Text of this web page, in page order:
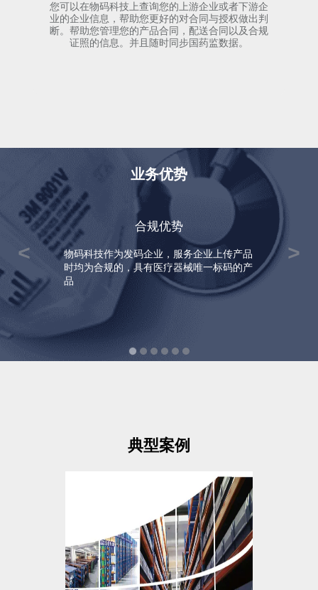
您可以在物码科技上查询您的上游企业或者下游企
业的企业信息，帮助您更好的对合同与授权做出判
断。帮助您管理您的产品合同，配送合同以及合规
证照的信息。并且随时同步国药监数据。
业务优势
合规优势
物码科技作为发码企业，服务企业上传产品
时均为合规的，具有医疗器械唯一标码的产
品
典型案例